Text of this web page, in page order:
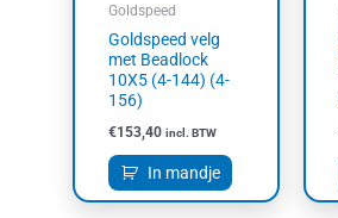
Goldspeed
Goldspeed velg
met Beadlock
10X5 (4-144) (4-
156)
€153,40 incl. BTW
In mandje